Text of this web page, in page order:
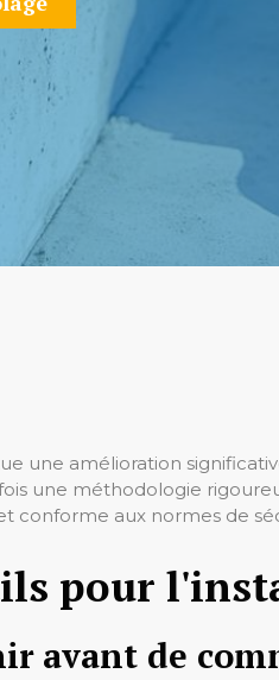
une amélioration
une méthodologie
conforme aux normes de
pour
avant de